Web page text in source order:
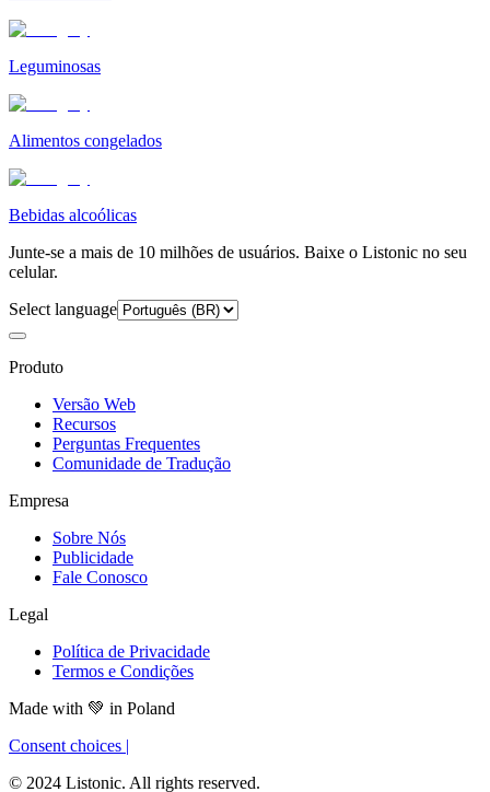
Leguminosas
Alimentos congelados
Bebidas alcoólicas
Junte-se a mais de 10 milhões de usuários. Baixe o Listonic no seu
celular.
Select language
Produto
Versão Web
Recursos
Perguntas Frequentes
Comunidade de Tradução
Empresa
Sobre Nós
Publicidade
Fale Conosco
Legal
Política de Privacidade
Termos e Condições
Made with 💚 in Poland
Consent choices |
© 2024 Listonic. All rights reserved.